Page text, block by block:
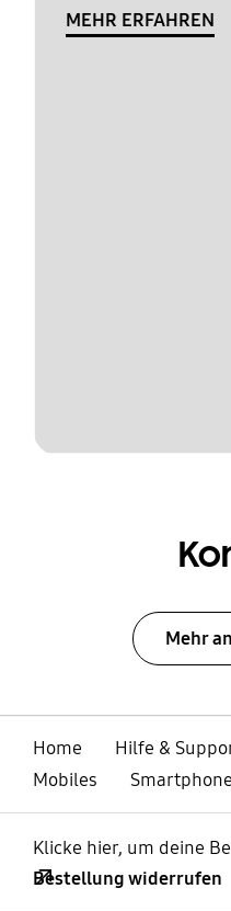
MEHR ERFAHREN
Mehr
Home
Hilfe &
Mobiles
Klicke hier, um deine
Bestellung widerrufen